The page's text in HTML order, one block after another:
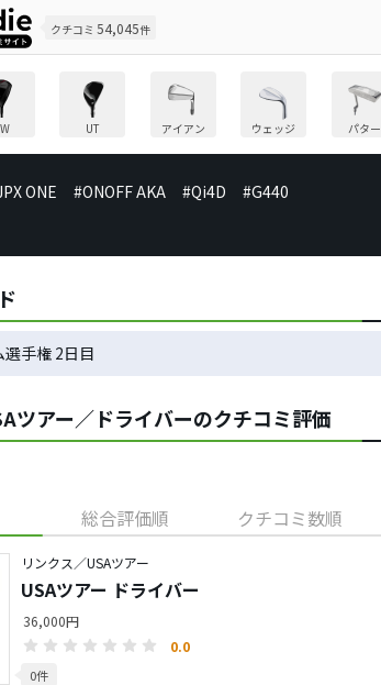
クチコミ 54,045件
UT アイアン ウェッジ パター
ONE #ONOFF AKA #Qi4D #G440
選手権 2日目
ツアー／ドライバーのクチコミ評価
総合評価順 クチコミ数順
リンクス／USAツアー
USAツアー ドライバー
36,000円
0.0
0件